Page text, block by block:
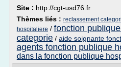
Site : http://cgt-usd76.fr
Thèmes liés : reclassement
hospitaliere / fonction
categorie / aide soignante
agents fonction publique
dans la fonction publique